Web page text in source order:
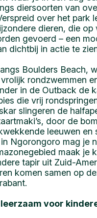
diersoorten van
over het park
dieren, die op
gevoerd – een
dichtbij in actie te
Boulders Beach,
rondzwemmen
in de Outback de
die vrij
slingeren de
door de
leeuwen en
in Ngorongoro mag je
maak je
tapir uit Zuid-
komen samen op
leerzaam voor